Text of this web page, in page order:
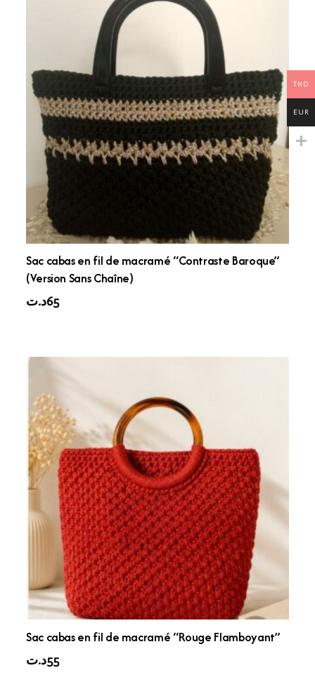
Sac cabas en fil de macramé “Contraste Baroque”
(Version Sans Chaîne)
65د.ت
Sac cabas en fil de macramé “Rouge Flamboyant”
55د.ت
TND
EUR